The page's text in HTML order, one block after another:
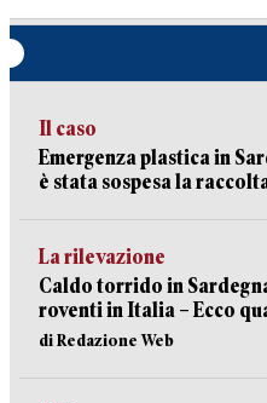
Il caso
Emergenza plastica in
è stata sospesa la
La rilevazione
Caldo torrido in
roventi in Italia – Ecco
di Redazione Web